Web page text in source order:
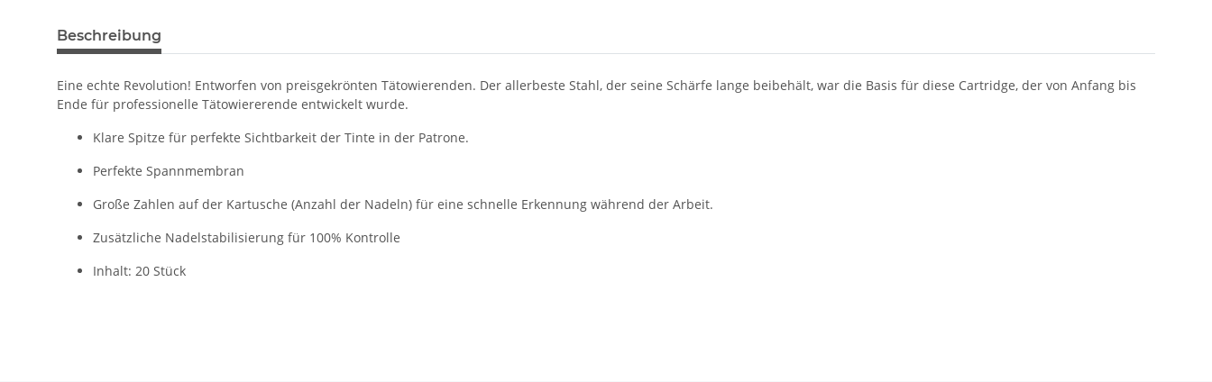
Beschreibung
Eine echte Revolution! Entworfen von preisgekrönten Tätowierenden. Der allerbeste Stahl, der seine Schärfe lange beibehält, war die Basis für diese Cartridge, der von Anfang bis
Ende für professionelle Tätowiererende entwickelt wurde.
Klare Spitze für perfekte Sichtbarkeit der Tinte in der Patrone.
Perfekte Spannmembran
Große Zahlen auf der Kartusche (Anzahl der Nadeln) für eine schnelle Erkennung während der Arbeit.
Zusätzliche Nadelstabilisierung für 100% Kontrolle
Inhalt: 20 Stück